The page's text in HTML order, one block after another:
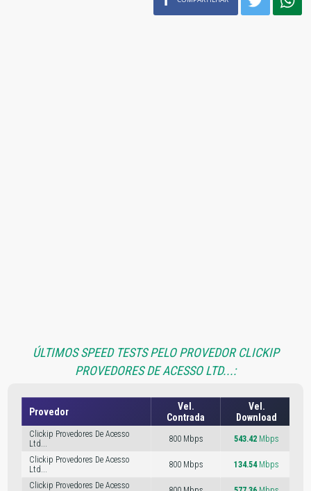
ÚLTIMOS SPEED TESTS PELO PROVEDOR CLICKIP
PROVEDORES DE ACESSO LTD...:
Provedor
Vel.
Contrada
Vel.
Download
Clickip Provedores De Acesso
Ltd...
800 Mbps 543.42 Mbps
Clickip Provedores De Acesso
Ltd...
800 Mbps 134.54Mbps
Clickip Provedores De Acesso